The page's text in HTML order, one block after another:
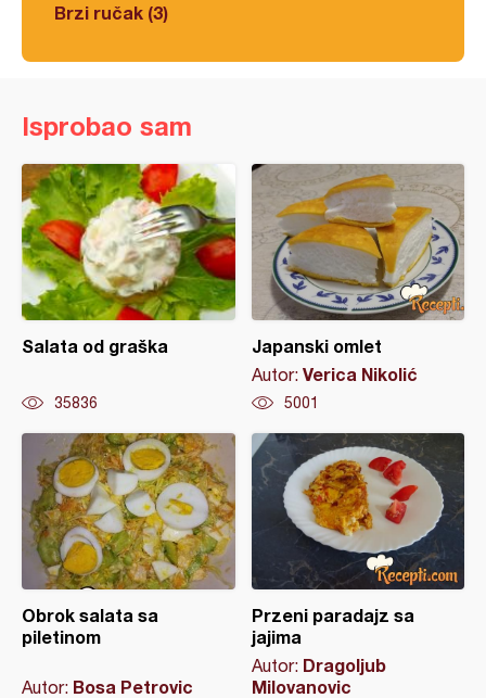
Brzi ručak (3)
Isprobao sam
Salata od graška
35836
Japanski omlet
Autor: Verica Nikolić
5001
Obrok salata sa
piletinom
Autor: Bosa Petrovic
Przeni paradajz sa
jajima
Autor: Dragoljub
Milovanovic